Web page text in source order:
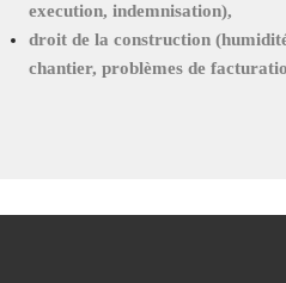
execution, indemnisation),
droit de la construction
chantier, problèmes de